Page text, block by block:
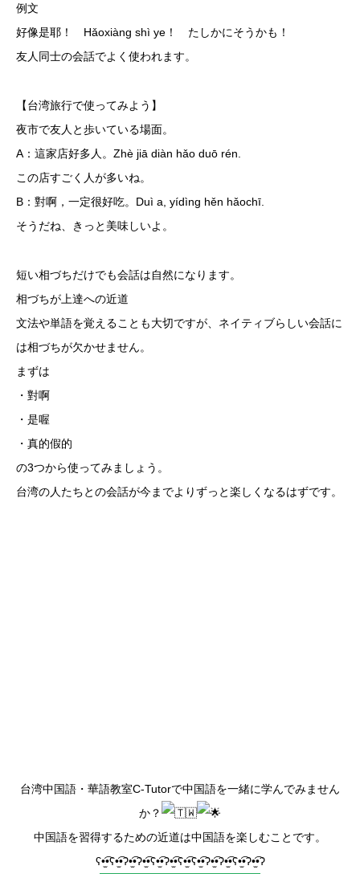
例文
好像是耶！ Hǎoxiàng shì ye！ たしかにそうかも！
友人同士の会話でよく使われます。
【台湾旅行で使ってみよう】
夜市で友人と歩いている場面。
A：這家店好多人。Zhè jiā diàn hǎo duō rén.
この店すごく人が多いね。
B：對啊，一定很好吃。Duì a, yídìng hěn hǎochī.
そうだね、きっと美味しいよ。
短い相づちだけでも会話は自然になります。
相づちが上達への近道
文法や単語を覚えることも大切ですが、ネイティブらしい会話に
は相づちが欠かせません。
まずは
・對啊
・是喔
・真的假的
の3つから使ってみましょう。
台湾の人たちとの会話が今までよりずっと楽しくなるはずです。
台湾中国語・華語教室C-Tutorで中国語を一緒に学んでみません
か？
中国語を習得するための近道は中国語を楽しむことです。
ʕ•̫͡•ʕ•̫͡•ʔ•̫͡•ʔ•̫͡•ʕ•̫͡•ʔ•̫͡•ʕ•̫͡•ʕ•̫͡•ʔ•̫͡•ʔ•̫͡•ʕ•̫͡•ʔ•̫͡•ʔ